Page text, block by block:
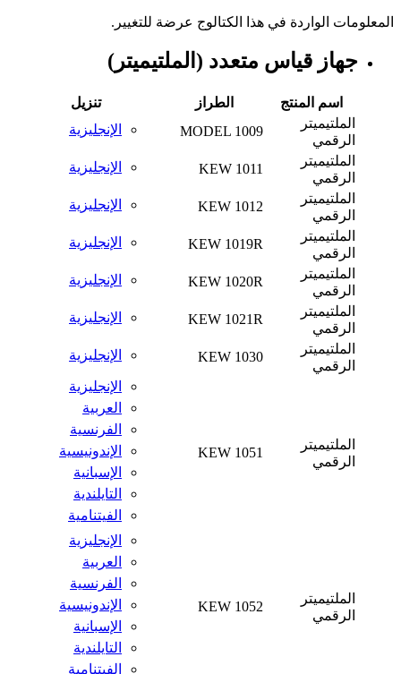
المعلومات الواردة في هذا الكتالوج عرضة للتغيير.
جهاز قياس متعدد (الملتيميتر)
اسم المنتج الطراز
تنزيل
الملتيميتر
الرقمي
MODEL 1009 الإنجليزية
الملتيميتر
الرقمي
KEW 1011 الإنجليزية
الملتيميتر
الرقمي
KEW 1012 الإنجليزية
الملتيميتر
الرقمي
KEW 1019R الإنجليزية
الملتيميتر
الرقمي
KEW 1020R الإنجليزية
الملتيميتر
الرقمي
KEW 1021R الإنجليزية
الملتيميتر
الرقمي
KEW 1030 الإنجليزية
الملتيميتر
الرقمي
KEW 1051
الإنجليزية
العربية
الفرنسية
الإندونيسية
الإسبانية
التايلندية
الفيتنامية
الملتيميتر
الرقمي
KEW 1052
الإنجليزية
العربية
الفرنسية
الإندونيسية
الإسبانية
التايلندية
الفيتنامية